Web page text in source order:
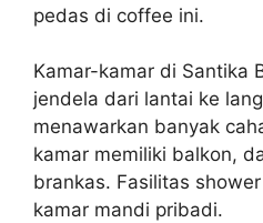
pedas di coffee ini.
Kamar-kamar di Santika
jendela dari lantai ke
menawarkan banyak
kamar memiliki balkon,
brankas. Fasilitas
kamar mandi pribadi.